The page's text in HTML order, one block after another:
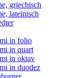
griechisch
lateinisch
in folio
in quart
in oktav
in duodez